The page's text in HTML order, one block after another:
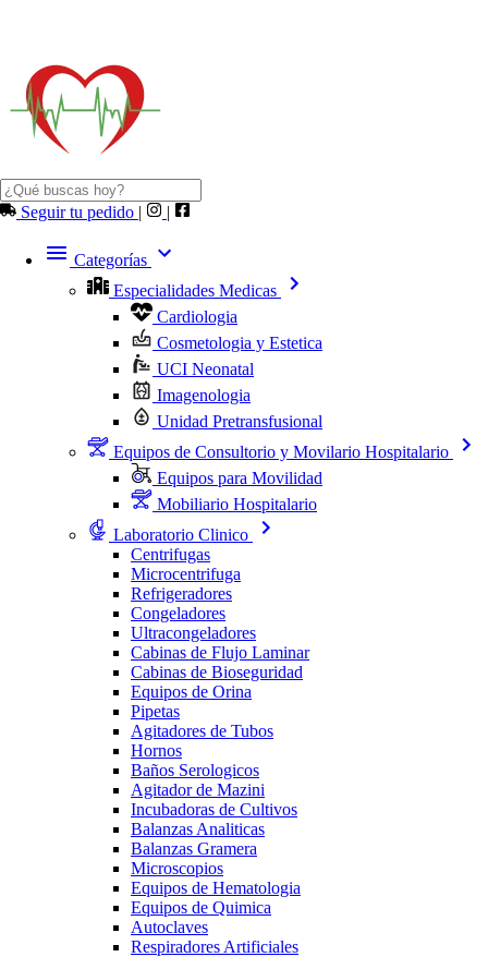
Seguir tu pedido | |
Categorías
Especialidades Medicas
Cardiologia
Cosmetologia y Estetica
UCI Neonatal
Imagenologia
Unidad Pretransfusional
Equipos de Consultorio y Movilario Hospitalario
Equipos para Movilidad
Mobiliario Hospitalario
Laboratorio Clinico
Centrifugas
Microcentrifuga
Refrigeradores
Congeladores
Ultracongeladores
Cabinas de Flujo Laminar
Cabinas de Bioseguridad
Equipos de Orina
Pipetas
Agitadores de Tubos
Hornos
Baños Serologicos
Agitador de Mazini
Incubadoras de Cultivos
Balanzas Analiticas
Balanzas Gramera
Microscopios
Equipos de Hematologia
Equipos de Quimica
Autoclaves
Respiradores Artificiales